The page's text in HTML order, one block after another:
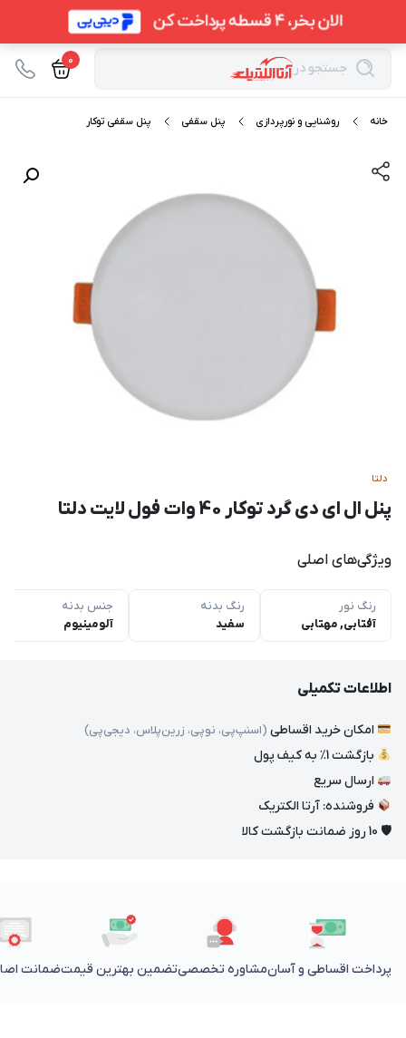
جستجو در 0
خانه روشنایی و نورپردازی پنل سقفی پنل سقفی توکار
دلتا
پنل ال ای دی گرد توکار 40 وات فول لایت دلتا
ویژگی‌های اصلی
رنگ نور
آفتابی, مهتابی
رنگ بدنه
سفید
جنس بدنه
آلومینیوم
اطلاعات تکمیلی
امکان خرید اقساطی (اسنپ‌پی، نوپی، زرین‌پلاس، دیجی‌پی)
بازگشت 1٪ به کیف پول
ارسال سریع
فروشنده: آرتا الکتریک
🛡 10 روز ضمانت بازگشت کالا
پرداخت اقساطی و آسانمشاوره تخصصیتضمین بهترین قیمتضمانت